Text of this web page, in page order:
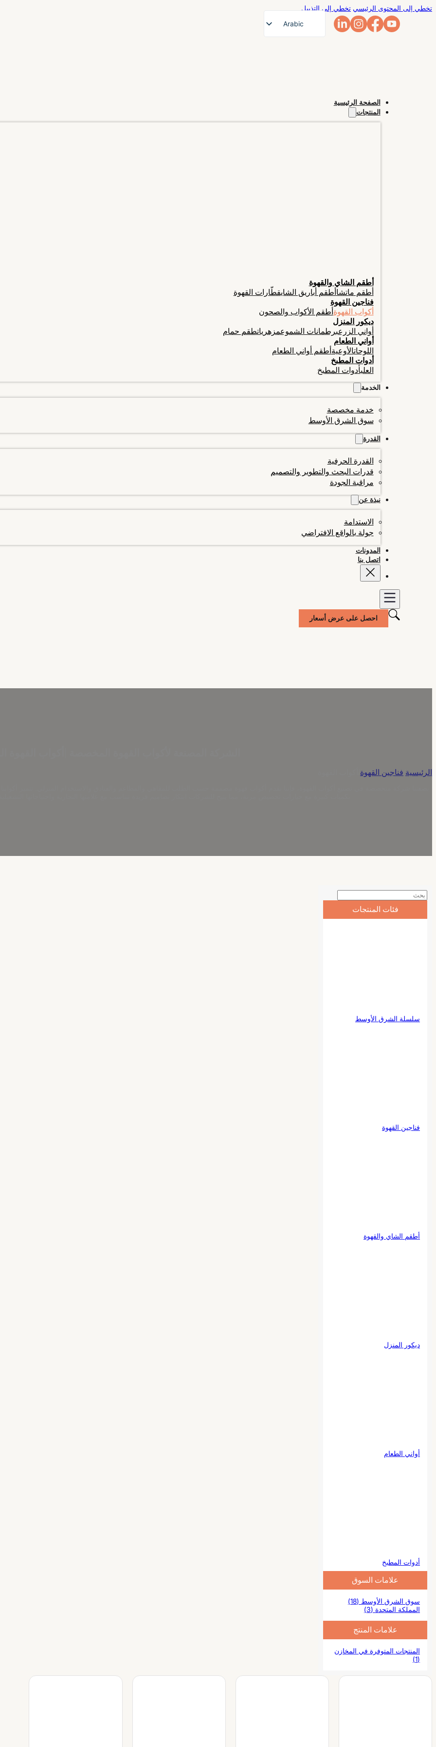
تخطي إلى المحتوى الرئيسي تخطي إلى التذييل
Arabic
Portuguese
الصفحة الرئيسية
المنتجات
أطقم الشاي والقهوة
أطقم ماتشاأطقم أباريق الشايقطّارات القهوة
فناجين القهوة
أكواب القهوةأطقم الأكواب والصحون
ديكور المنزل
أواني الزرعبرطمانات الشموعمزهرياتطقم حمام
أواني الطعام
اللوحاتالأوعيةأطقم أواني الطعام
أدوات المطبخ
العلبأدوات المطبخ
الخدمة
خدمة مخصصة
سوق الشرق الأوسط
القدرة
القدرة الحرفية
قدرات البحث والتطوير والتصميم
مراقبة الجودة
نبذة عن
الاستدامة
جولة بالواقع الافتراضي
المدونات
اتصل بنا
احصل على عرض أسعار
الرئيسية فناجين القهوة
فئات المنتجات
سلسلة الشرق الأوسط
فناجين القهوة
أطقم الشاي والقهوة
ديكور المنزل
أواني الطعام
أدوات المطبخ
علامات السوق
سوق الشرق الأوسط (18)
المملكة المتحدة (3)
علامات المنتج
المنتجات المتوفرة في المخازن
(1)